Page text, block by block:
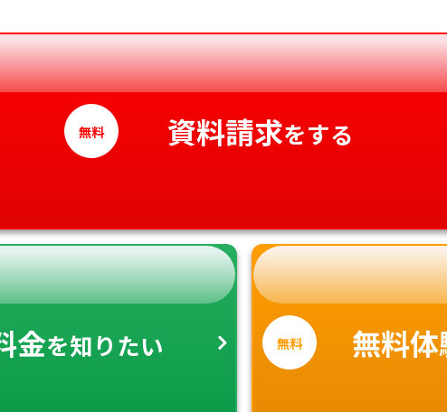
愛媛県
無料 資料請求をする
金を知りたい 無料 無料